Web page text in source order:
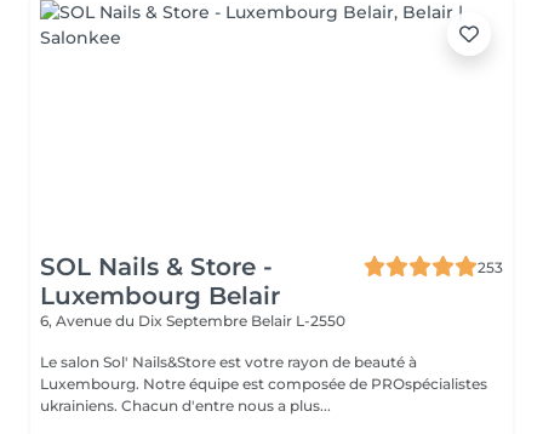
SOL Nails & Store -
Luxembourg Belair
253
6, Avenue du Dix Septembre Belair L-2550
Le salon Sol' Nails&Store est votre rayon de beauté à
Luxembourg. Notre équipe est composée de PROspécialistes
ukrainiens. Chacun d'entre nous a plus...